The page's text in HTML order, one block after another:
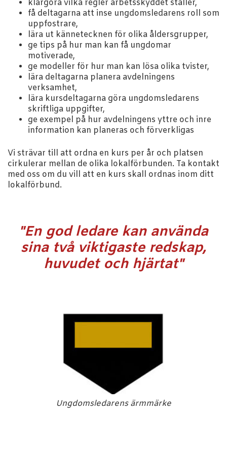
klargöra vilka regler arbetsskyddet ställer,
få deltagarna att inse ungdomsledarens roll som
uppfostrare,
lära ut kännetecknen för olika åldersgrupper,
ge tips på hur man kan få ungdomar
motiverade,
ge modeller för hur man kan lösa olika tvister,
lära deltagarna planera avdelningens
verksamhet,
lära kursdeltagarna göra ungdomsledarens
skriftliga uppgifter,
ge exempel på hur avdelningens yttre och inre
information kan planeras och förverkligas
Vi strävar till att ordna en kurs per år och platsen
cirkulerar mellan de olika lokalförbunden. Ta kontakt
med oss om du vill att en kurs skall ordnas inom ditt
lokalförbund.
"En god ledare kan använda
sina två viktigaste redskap,
huvudet och hjärtat"
Ungdomsledarens ärmmärke